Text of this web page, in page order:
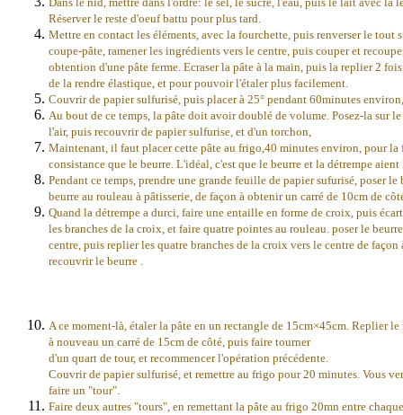
Réserver le reste d'oeuf battu pour plus tard.
Mettre en contact les éléments, avec la fourchette, puis renverser le tout
coupe-pâte, ramener les ingrédients vers le centre, puis couper et
obtention d'une pâte ferme. Ecraser la pâte à la main, puis la replier 2
de la rendre élastique, et pour pouvoir l'étaler plus facilement.
Couvrir de papier sulfurisé, puis placer à 25° pendant 60minutes environ,
Au bout de ce temps, la pâte doit avoir doublé de volume. Posez-la sur
l'air, puis recouvrir de papier sulfurise, et d'un torchon,
Maintenant, il faut placer cette pâte au frigo,40 minutes environ, pour la
consistance que le beurre. L'idéal, c'est que le beurre et la détrempe aient
Pendant ce temps, prendre une grande feuille de papier sufurisé, poser
beurre au rouleau à pâtisserie, de façon à obtenir un carré de 10cm de
Quand la détrempe a durci, faire une entaille en forme de croix, puis
les branches de la croix, et faire quatre pointes au rouleau. poser le
centre, puis replier les quatre branches de la croix vers le centre de façon
recouvrir le beurre .
A ce moment-là, étaler la pâte en un rectangle de 15cm×45cm. Replier
à nouveau un carré de 15cm de côté, puis faire tourner
d'un quart de tour, et recommencer l'opération précédente.
Couvrir de papier sulfurisé, et remettre au frigo pour 20 minutes. Vous
faire un "tour".
Faire deux autres "tours", en remettant la pâte au frigo 20mn entre